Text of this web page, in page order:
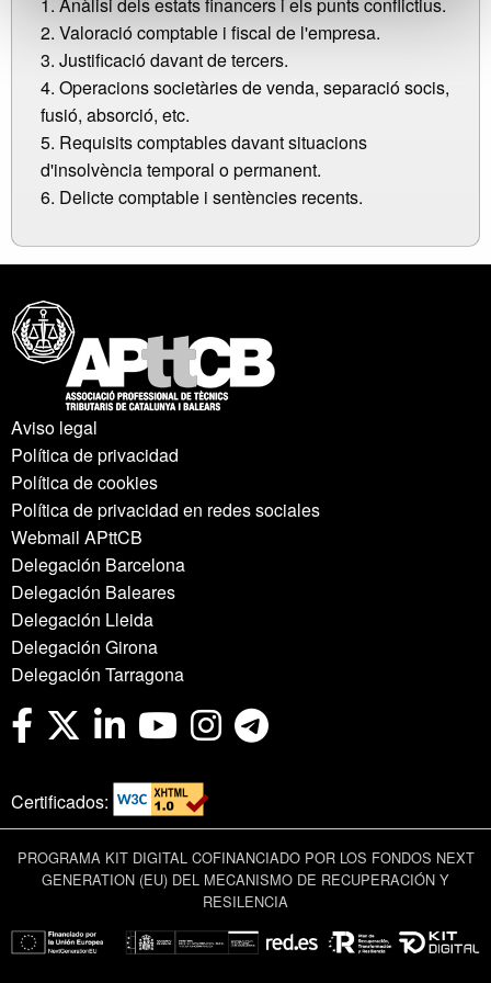
2. Valoració comptable i fiscal de l'empresa.
3. Justificació davant de tercers.
4. Operacions societàries de venda, separació socis,
fusió, absorció, etc.
5. Requisits comptables davant situacions
d'insolvència temporal o permanent.
6. Delicte comptable i sentències recents.
Aviso legal
Política de privacidad
Política de cookies
Política de privacidad en redes sociales
Webmail APttCB
Delegación Barcelona
Delegación Baleares
Delegación Lleida
Delegación Girona
Delegación Tarragona
Certificados:
PROGRAMA KIT DIGITAL COFINANCIADO POR LOS FONDOS NEXT
GENERATION (EU) DEL MECANISMO DE RECUPERACIÓN Y
RESILENCIA